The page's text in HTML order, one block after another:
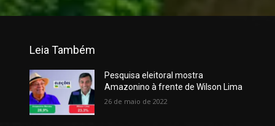
Leia Também
Pesquisa eleitoral mostra
Amazonino à frente de Wilson Lima
26 de maio de 2022